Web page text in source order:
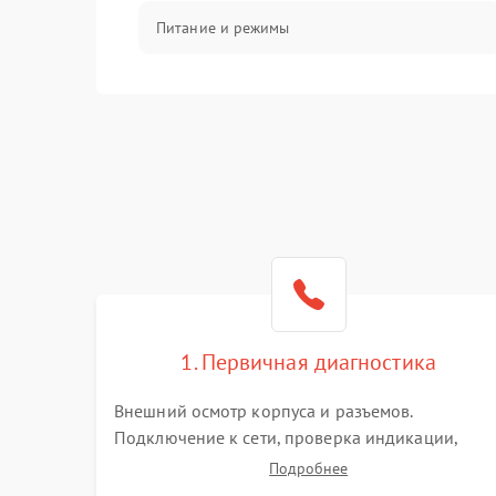
Питание и режимы
1. Первичная диагностика
Внешний осмотр корпуса и разъемов.
Подключение к сети, проверка индикации,
звуковых сигналов и кодов ошибок. Измерение
Подробнее